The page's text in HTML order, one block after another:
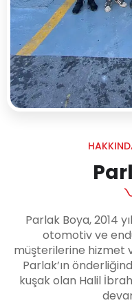
Parlak Boya, 2014
otomotiv ve
müşterilerine hizmet
Parlak’ın
kuşak olan Halil